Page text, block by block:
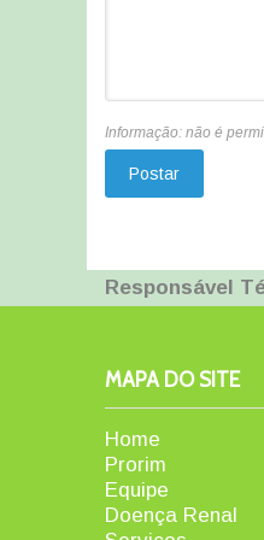
Informação: não é
Responsável
MAPA DO SITE
Home
Prorim
Equipe
Doença Renal